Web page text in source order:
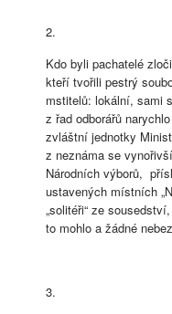
2.
Kdo byli pachatelé
kteří tvořili pestrý
mstitelů: lokální, sami
z řad odborářů
zvláštní jednotky
z neznáma se
Národních výborů,
ustavených místních
„solitéři“ ze
to mohlo a žádné
3.